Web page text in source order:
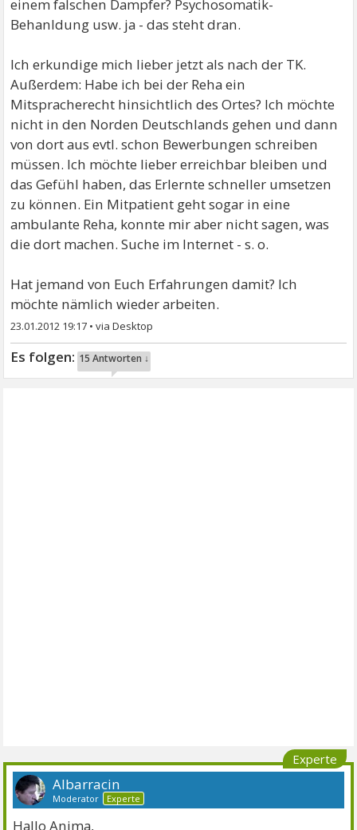
einem falschen Dampfer? Psychosomatik-
Behanldung usw. ja - das steht dran.
Ich erkundige mich lieber jetzt als nach der TK.
Außerdem: Habe ich bei der Reha ein
Mitspracherecht hinsichtlich des Ortes? Ich möchte
nicht in den Norden Deutschlands gehen und dann
von dort aus evtl. schon Bewerbungen schreiben
müssen. Ich möchte lieber erreichbar bleiben und
das Gefühl haben, das Erlernte schneller umsetzen
zu können. Ein Mitpatient geht sogar in eine
ambulante Reha, konnte mir aber nicht sagen, was
die dort machen. Suche im Internet - s. o.
Hat jemand von Euch Erfahrungen damit? Ich
möchte nämlich wieder arbeiten.
23.01.2012 19:17 •
15 Antworten ↓
Experte
Albarracin
Moderator Experte
Hallo Anima,